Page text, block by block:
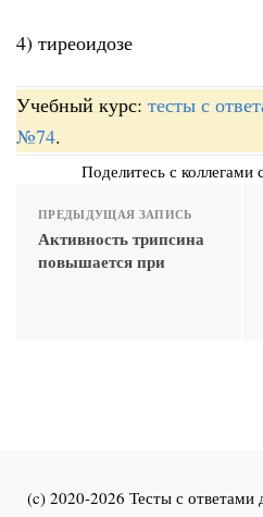
4) тиреоидозе
Учебный курс: тесты с
№74.
Поделитесь с коллегами
ПРЕДЫДУЩАЯ ЗАПИСЬ
Активность трипсина
повышается при
(c) 2020-2026 Тесты с ответами